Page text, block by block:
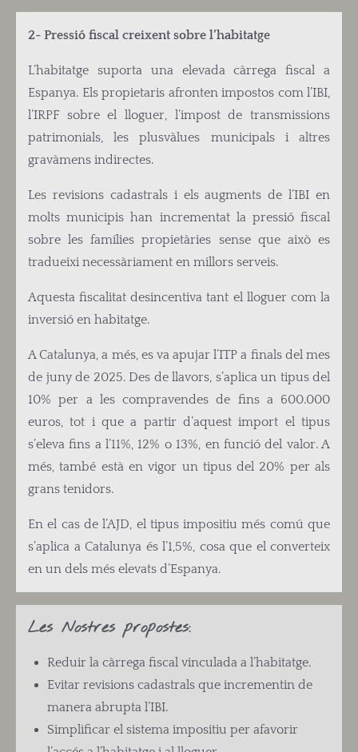
2- Pressió fiscal creixent sobre l’habitatge
L’habitatge suporta una elevada càrrega fiscal a
Espanya. Els propietaris afronten impostos com l’IBI,
l’IRPF sobre el lloguer, l’impost de transmissions
patrimonials, les plusvàlues municipals i altres
gravàmens indirectes.
Les revisions cadastrals i els augments de l’IBI en
molts municipis han incrementat la pressió fiscal
sobre les famílies propietàries sense que això es
tradueixi necessàriament en millors serveis.
Aquesta fiscalitat desincentiva tant el lloguer com la
inversió en habitatge.
A Catalunya, a més, es va apujar l’ITP a finals del mes
de juny de 2025. Des de llavors, s’aplica un tipus del
10% per a les compravendes de fins a 600.000
euros, tot i que a partir d’aquest import el tipus
s’eleva fins a l’11%, 12% o 13%, en funció del valor. A
més, també està en vigor un tipus del 20% per als
grans tenidors.
En el cas de l’AJD, el tipus impositiu més comú que
s’aplica a Catalunya és l’1,5%, cosa que el converteix
en un dels més elevats d’Espanya.
Les Nostres propostes:
Reduir la càrrega fiscal vinculada a l’habitatge.
Evitar revisions cadastrals que incrementin de
manera abrupta l’IBI.
Simplificar el sistema impositiu per afavorir